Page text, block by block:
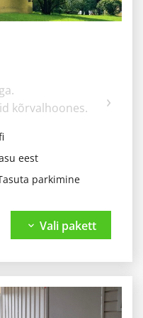
kõrvalhoones.
eest
parkimine
keyboard_arrow_down Vali pakett